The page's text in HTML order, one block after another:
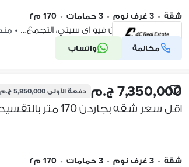
شقة • 3 غرف نوم • 3 حمامات • 170 م٢
كومباوند ماونتن فيو اى سيتي، التجمع… • منذ 56
مكالمة واتساب شركة موثقة
7,350,000 ج.م دفعة الأولى5,850,000 ج.م
شقة • 3 غرف نوم • 3 حمامات • 170 م٢